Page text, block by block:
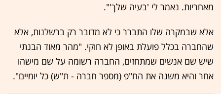
מאחריות. נאמר לי 'בעיה שלך'".
אלא שבמקרה שלו התברר כי לא מדובר רק ברשלנות, אלא
שהחברה בכלל פועלת באופן לא חוקי. "מהר מאוד הבנתי
שיש שם אנשים שמתחזים, החברה רשומה על שם מישהו
אחר והיא משנה את הח"פ (מספר חברה - ת"ש) כל יומיים".